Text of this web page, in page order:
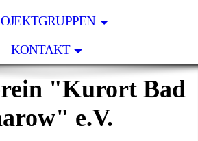
KONTAKT
"Kurort Bad
e.V.